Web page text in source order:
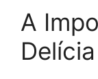
A
Delícia